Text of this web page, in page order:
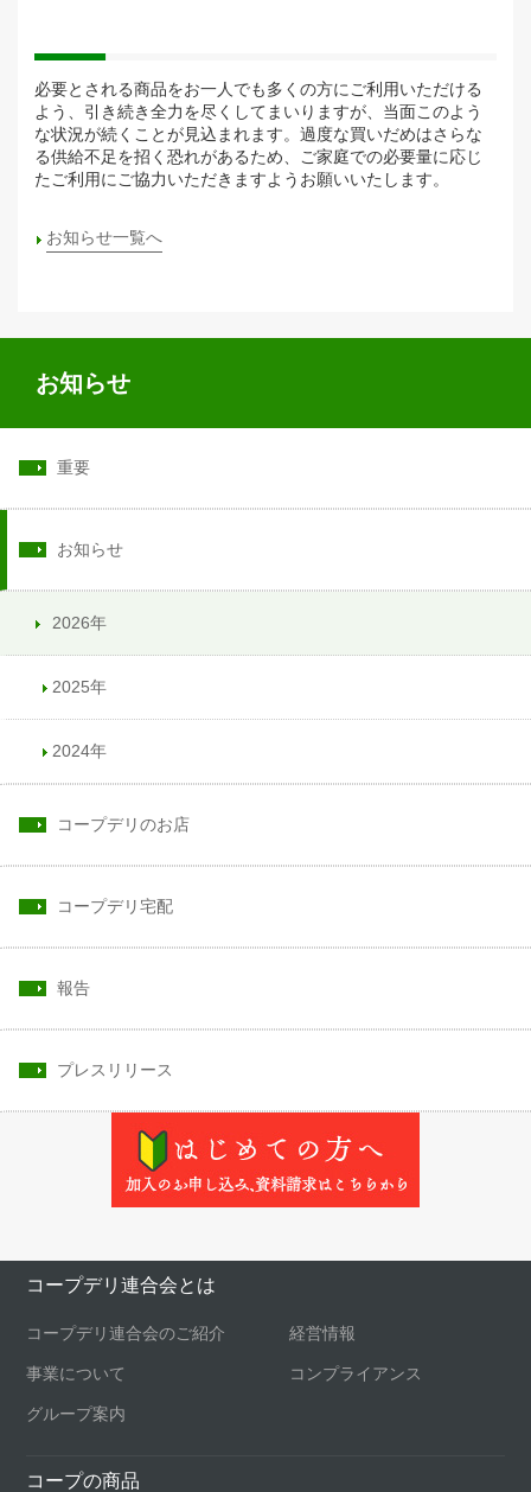
必要とされる商品をお一人でも多くの方にご利用いただける
よう、引き続き全力を尽くしてまいりますが、当面このよう
な状況が続くことが見込まれます。過度な買いだめはさらな
る供給不足を招く恐れがあるため、ご家庭での必要量に応じ
たご利用にご協力いただきますようお願いいたします。
お知らせ一覧へ
お知らせ
重要
お知らせ
2026年
2025年
2024年
コープデリのお店
コープデリ宅配
報告
プレスリリース
コープデリ連合会とは
コープデリ連合会のご紹介 経営情報
事業について コンプライアンス
グループ案内
コープの商品